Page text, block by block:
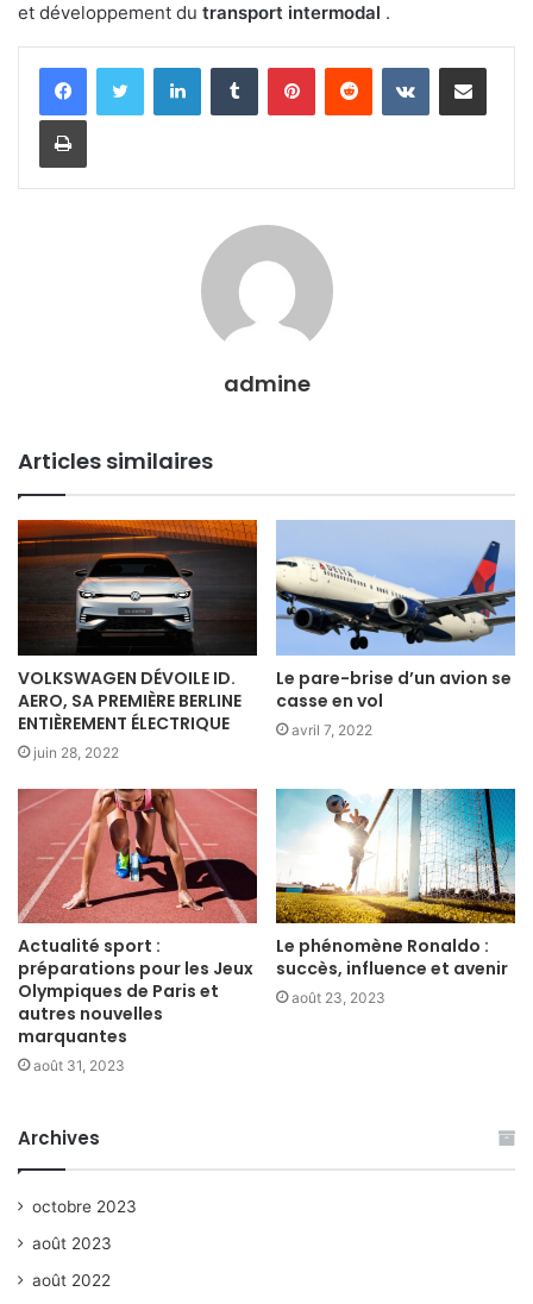
et développement du transport intermodal .
LinkedinTumblr PinterestReddit VKontaktePartager par email
Imprimer
admine
Articles similaires
VOLKSWAGEN DÉVOILE ID.
AERO, SA PREMIÈRE BERLINE
ENTIÈREMENT ÉLECTRIQUE
juin 28, 2022
Le pare-brise d’un avion se
casse en vol
avril 7, 2022
Actualité sport :
préparations pour les Jeux
Olympiques de Paris et
autres nouvelles
marquantes
août 31, 2023
Le phénomène Ronaldo :
succès, influence et avenir
août 23, 2023
Archives
octobre 2023
août 2023
août 2022